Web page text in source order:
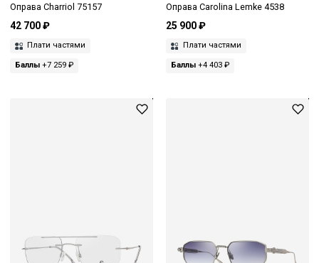
Оправа Charriol 75157
42 700 ₽
Плати частями
Баллы +7 259 ₽
Оправа Carolina Lemke 4538
25 900 ₽
Плати частями
Баллы+4 403 ₽